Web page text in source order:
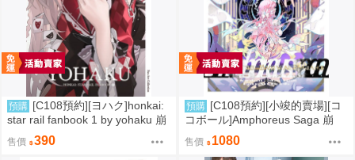
預購 [C108預約][ヨハク]honkai:
star rail fanbook 1 by yohaku 崩
壞：星穹鐵道 同人誌id=3767971
售價 390
預購 [C108預約][小竣的賣場][コ
コボール]Amphoreus Saga 崩
壞：星穹鐵道 同人誌id=3745928
售價 1080